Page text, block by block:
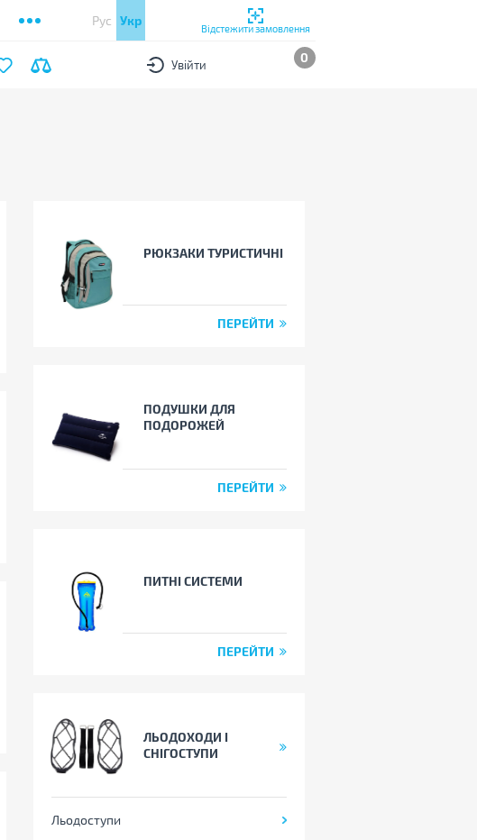
Рус Укр
Відстежити замовлення
Увійти 0
РЮКЗАКИ ТУРИСТИЧНІ
ПЕРЕЙТИ
ПОДУШКИ ДЛЯ
ПОДОРОЖЕЙ
ПЕРЕЙТИ
ПИТНІ СИСТЕМИ
ПЕРЕЙТИ
ЛЬОДОХОДИ І
СНІГОСТУПИ
Льодоступи